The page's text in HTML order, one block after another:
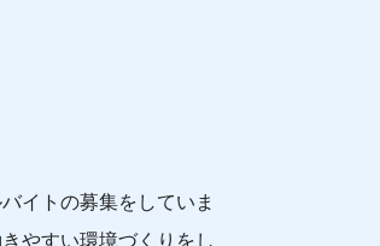
イトの募集をしていま
やすい環境づくりをし